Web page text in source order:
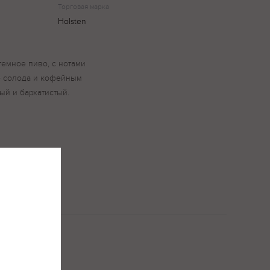
Торговая марка
Holsten
пиво, с нотами
солода и кофейным
и бархатистый.